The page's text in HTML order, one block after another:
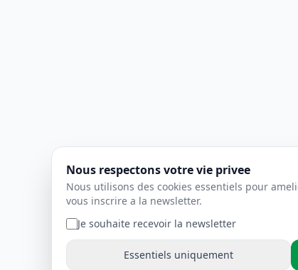
Nous respectons votre vie privee
Nous utilisons des cookies essentiels pour
vous inscrire a la newsletter.
Je souhaite recevoir la newsletter
Essentiels uniquement